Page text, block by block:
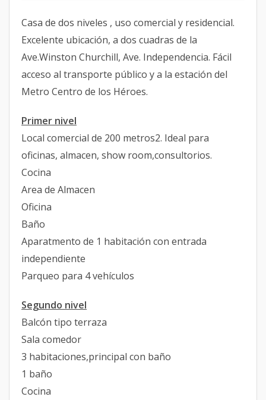
Casa de dos niveles , uso comercial y residencial.
Excelente ubicación, a dos cuadras de la
Ave.Winston Churchill, Ave. Independencia. Fácil
acceso al transporte público y a la estación del
Metro Centro de los Héroes.
Primer nivel
Local comercial de 200 metros2. Ideal para
oficinas, almacen, show room,consultorios.
Cocina
Area de Almacen
Oficina
Baño
Aparatmento de 1 habitación con entrada
independiente
Parqueo para 4 vehículos
Segundo nivel
Balcón tipo terraza
Sala comedor
3 habitaciones,principal con baño
1 baño
Cocina